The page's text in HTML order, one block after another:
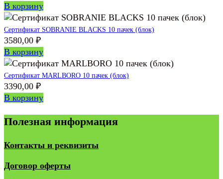
В корзину
Сертификат SOBRANIE BLACKS 10 пачек (блок)
3580,00 ₽
В корзину
Сертификат MARLBORO 10 пачек (блок)
3390,00 ₽
В корзину
Полезная информация
Контакты и реквизиты
Договор оферты